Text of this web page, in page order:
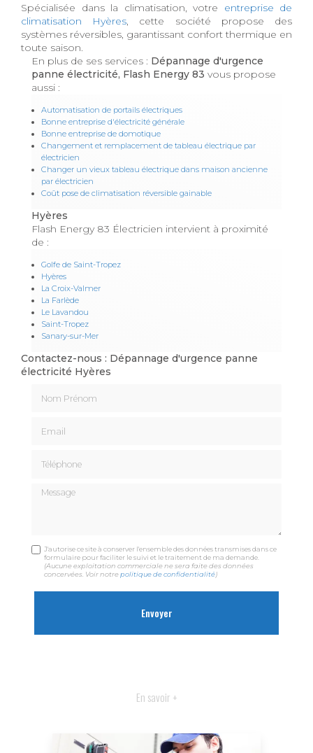
Spécialisée dans la climatisation, votre entreprise de
climatisation Hyères , cette société propose des
systèmes réversibles, garantissant confort thermique en
toute saison.
En plus de ses services : Dépannage d'urgence
panne électricité, Flash Energy 83 vous propose
aussi :
Automatisation de portails électriques
Bonne entreprise d'électricité générale
Bonne entreprise de domotique
Changement et remplacement de tableau électrique par
électricien
Changer un vieux tableau électrique dans maison ancienne
par électricien
Coût pose de climatisation réversible gainable
Hyères
Flash Energy 83 Électricien intervient à proximité
de :
Golfe de Saint-Tropez
Hyères
La Croix-Valmer
La Farlède
Le Lavandou
Saint-Tropez
Sanary-sur-Mer
Contactez-nous : Dépannage d'urgence panne
électricité Hyères
Message
J'autorise ce site à conserver l'ensemble des données transmises dans ce
formulaire pour faciliter le suivi et le traitement de ma demande.
(Aucune exploitation commerciale ne sera faite des données
concervées. Voir notrepolitique de confidentialité)
En savoir +